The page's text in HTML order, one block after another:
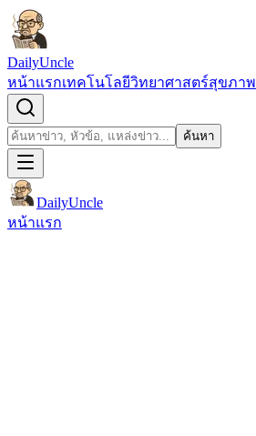
ข้ามไปยังเนื้อหา
DailyUncle
หน้าแรกเทคโนโลยีวิทยาศาสตร์สุขภาพ
ค้นหา ค้นหา
DailyUncle
หน้าแรก